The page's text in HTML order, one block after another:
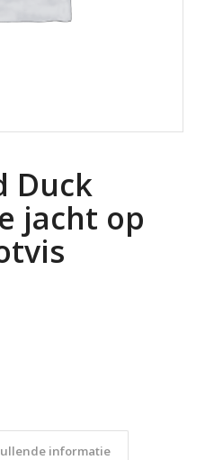
Duck
jacht op
informatie